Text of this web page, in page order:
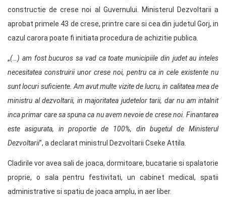
constructie de crese noi al Guvernului. Ministerul Dezvoltarii a
aprobat primele 43 de crese, printre care si cea din judetul Gorj, in
cazul carora poate fi initiata procedura de achizitie publica.
„(…) am fost bucuros sa vad ca toate municipiile din judet au inteles
necesitatea construirii unor crese noi, pentru ca in cele existente nu
sunt locuri suficiente. Am avut multe vizite de lucru, in calitatea mea de
ministru al dezvoltarii, in majoritatea judetelor tarii, dar nu am intalnit
inca primar care sa spuna ca nu avem nevoie de crese noi. Finantarea
este asigurata, in proportie de 100%, din bugetul de Ministerul
Dezvoltarii”, a declarat ministrul Dezvoltarii Cseke Attila.
Cladirile vor avea sali de joaca, dormitoare, bucatarie si spalatorie
proprie, o sala pentru festivitati, un cabinet medical, spatii
administrative si spatiu de joaca amplu, in aer liber.